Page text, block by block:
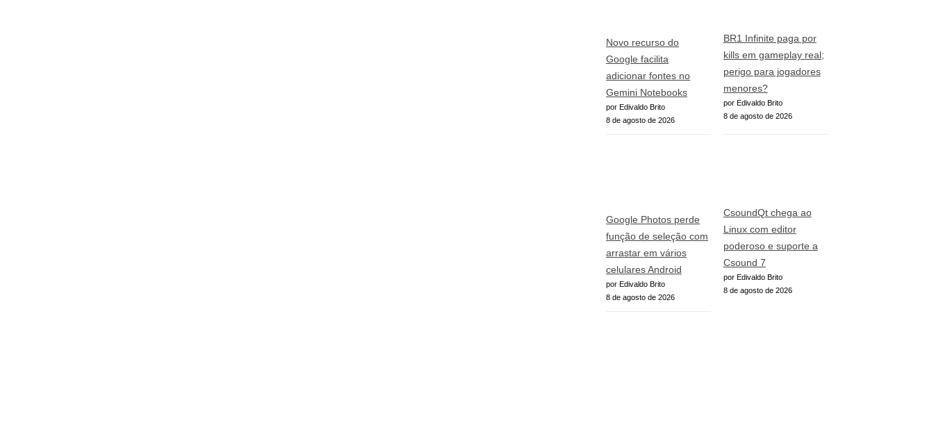
Novo recurso do
Google facilita
adicionar fontes no
Gemini Notebooks
por Edivaldo Brito
8 de agosto de 2026
BR1 Infinite paga por
kills em gameplay real;
perigo para jogadores
menores?
por Edivaldo Brito
8 de agosto de 2026
Google Photos perde
função de seleção com
arrastar em vários
celulares Android
por Edivaldo Brito
8 de agosto de 2026
CsoundQt chega ao
Linux com editor
poderoso e suporte a
Csound 7
por Edivaldo Brito
8 de agosto de 2026